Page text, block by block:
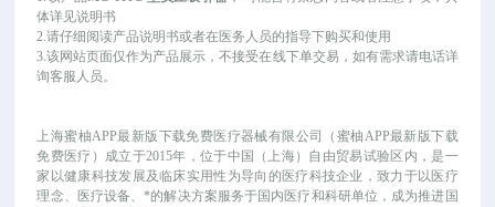
体详见说明书
2.请仔细阅读产品说明书或者在医务人员的指导下购买和使用
3.该网站页面仅作为产品展示，不接受在线下单交易，如有需求请电话详
询客服人员。
上海蜜柚APP最新版下载免费医疗器械有限公司（蜜柚APP最新版下载
免费医疗）成立于2015年，位于中国（上海）自由贸易试验区内，是一
家以健康科技发展及临床实用性为导向的医疗科技企业，致力于以医疗
理念、医疗设备、*的解决方案服务于国内医疗和科研单位，成为推进国